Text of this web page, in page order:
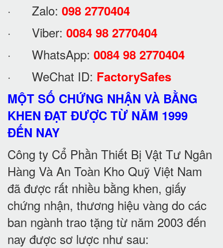
· Zalo: 098 2770404
· Viber: 0084 98 2770404
· WhatsApp: 0084 98 2770404
· WeChat ID: FactorySafes
MỘT SỐ CHỨNG NHẬN VÀ BẰNG
KHEN ĐẠT ĐƯỢC TỪ NĂM 1999
ĐẾN NAY
Công ty Cổ Phần Thiết Bị Vật Tư Ngân
Hàng Và An Toàn Kho Quỹ Việt Nam
đã được rất nhiều bằng khen, giấy
chứng nhận, thương hiệu vàng do các
ban ngành trao tặng từ năm 2003 đến
nay được sơ lược như sau: